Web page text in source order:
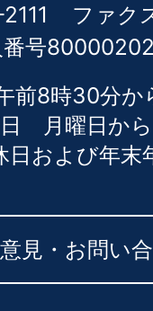
ファ
番号
8時30分か
月曜日か
日および年
見・お問い